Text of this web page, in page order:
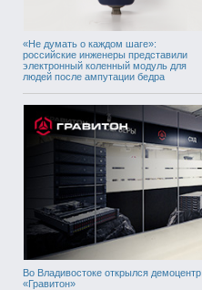
«Не думать о каждом шаге»:
российские инженеры представили
электронный коленный модуль для
людей после ампутации бедра
Во Владивостоке открылся демоцентр
«Гравитон»